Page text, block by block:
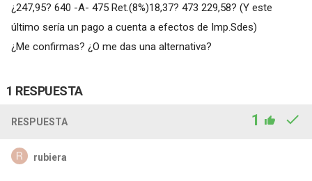
¿247,95? 640 -A- 475 Ret.(8%)18,37? 473 229,58? (Y este
último sería un pago a cuenta a efectos de Imp.Sdes)
¿Me confirmas? ¿O me das una alternativa?
1 RESPUESTA
RESPUESTA 1
rubiera